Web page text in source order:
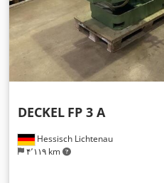
Hessisch Lichtenau
۴٬۱۱۹ km
DECKEL FP 3 A